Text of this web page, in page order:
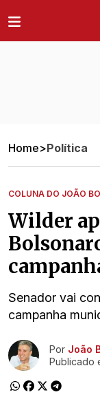
Home>Política
COLUNA DO JOÃO
Wilder
Senador vai
campanha
Ir direto pra
Por João
Publicado